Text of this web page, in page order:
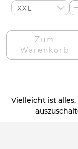
Zum
Warenkorb
Vielleicht ist